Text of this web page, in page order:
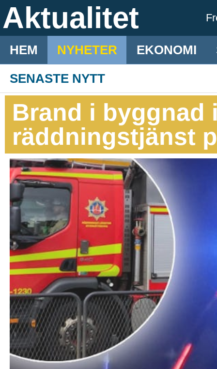
Aktualitet
HEM NYHETER EKONOMI
SENASTE NYTT
Brand i byggnad
räddningstjänst